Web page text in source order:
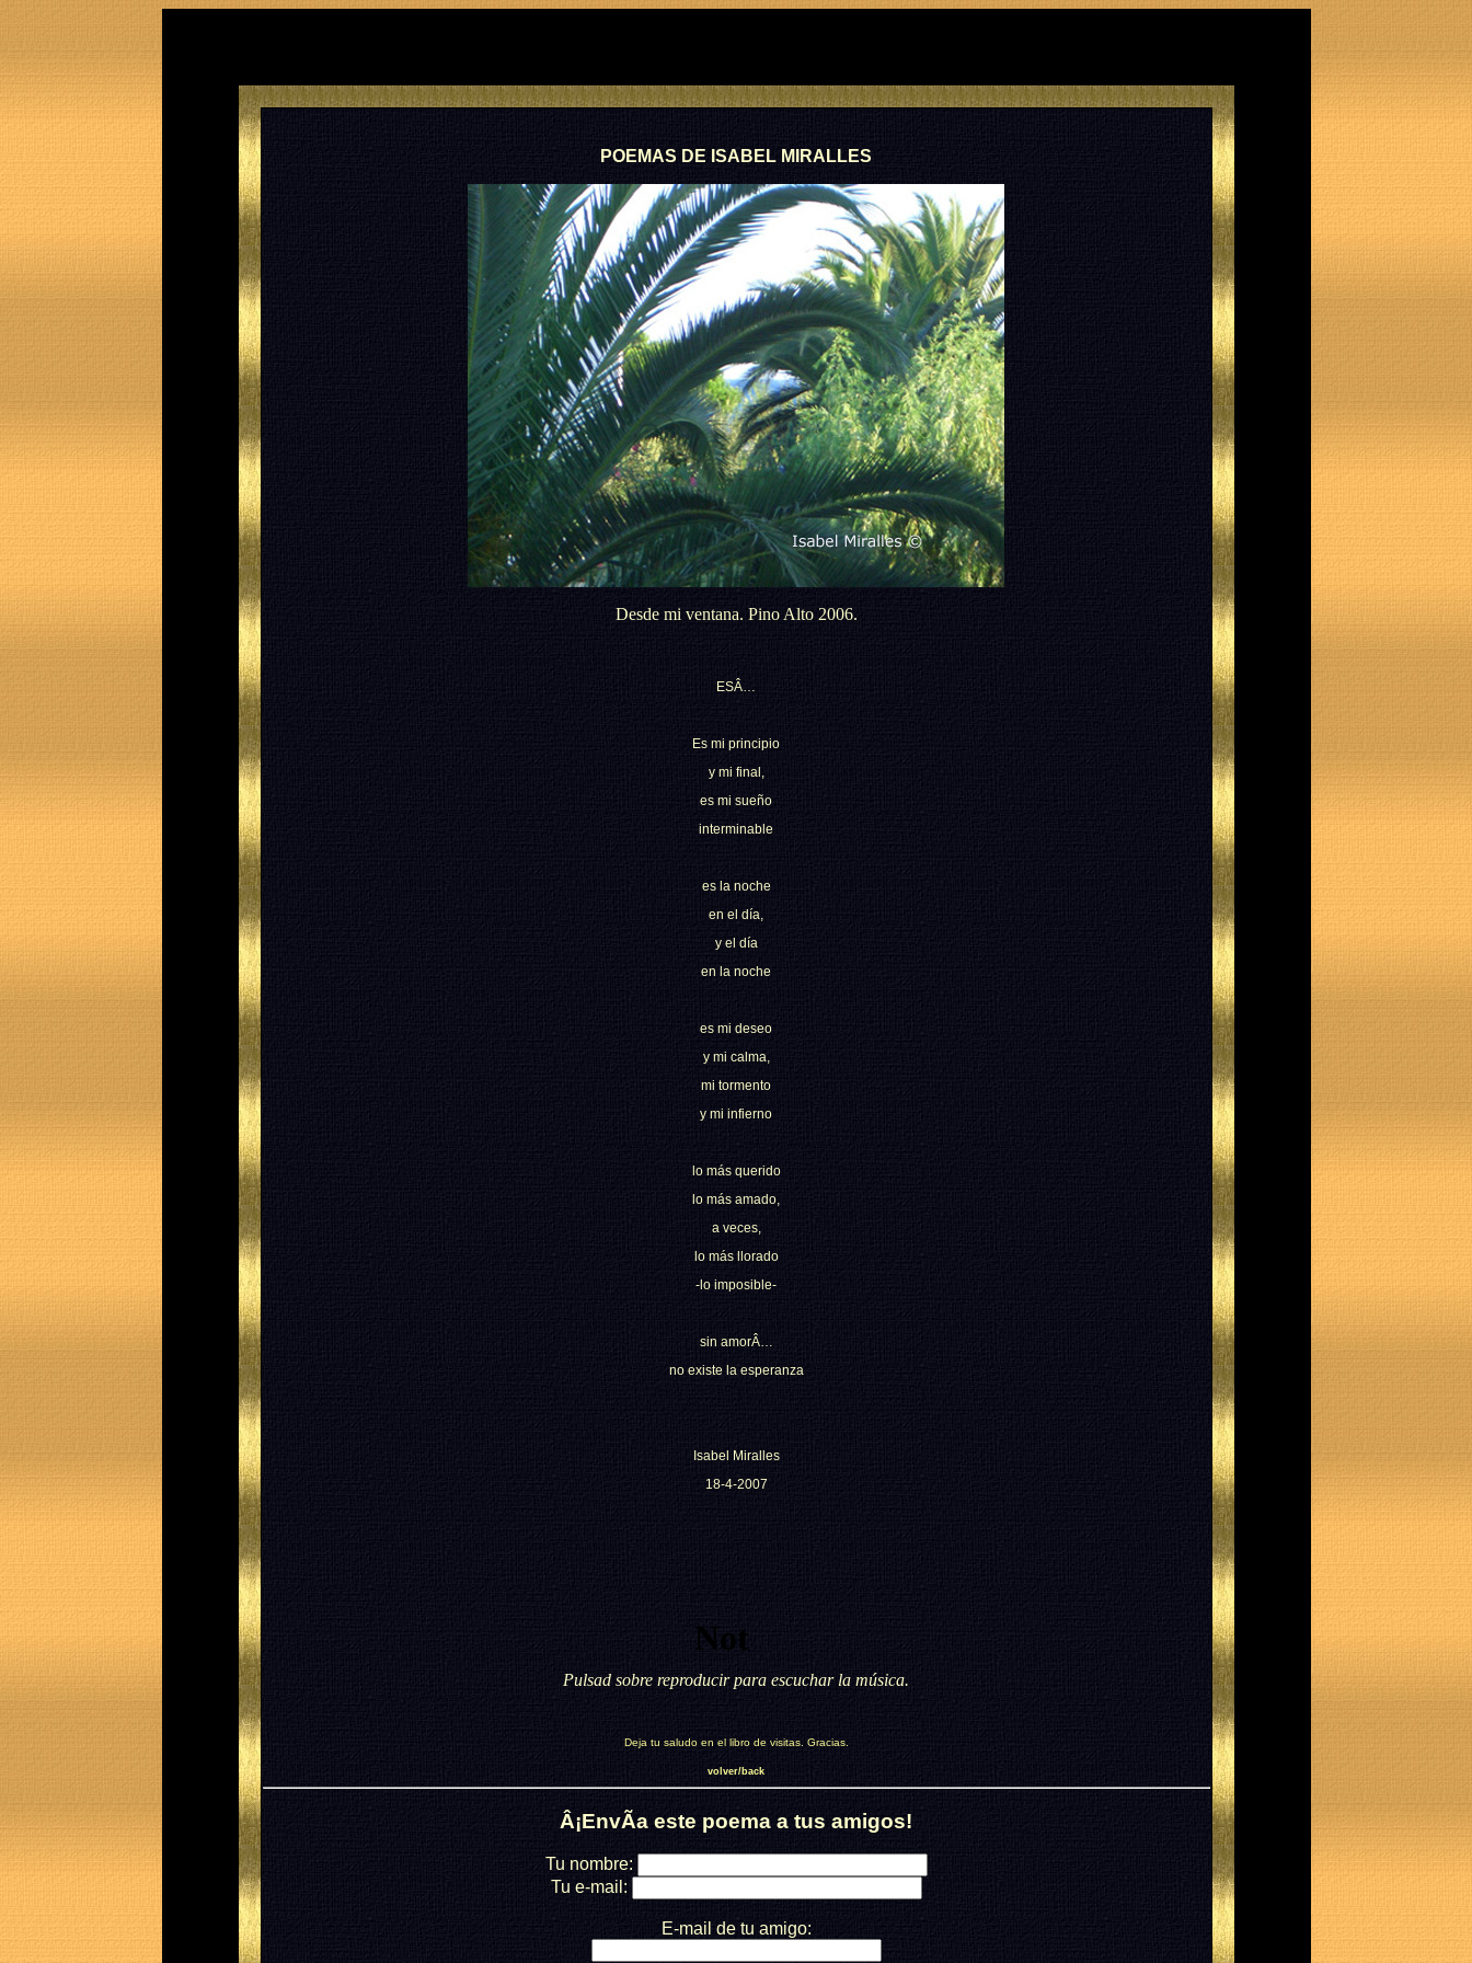
POEMAS DE ISABEL MIRALLES
Desde mi ventana. Pino Alto 2006.
ESÂ…
Es mi principio
y mi final,
es mi sueño
interminable
es la noche
en el día,
y el día
en la noche
es mi deseo
y mi calma,
mi tormento
y mi infierno
lo más querido
lo más amado,
a veces,
lo más llorado
-lo imposible-
sin amorÂ…
no existe la esperanza
Isabel Miralles
18-4-2007
Pulsad sobre reproducir para escuchar la música.
Deja tu saludo en el libro de visitas. Gracias.
volver/back
Â¡EnvÃ­a este poema a tus amigos!
Tu nombre:
Tu e-mail:
E-mail de tu amigo: